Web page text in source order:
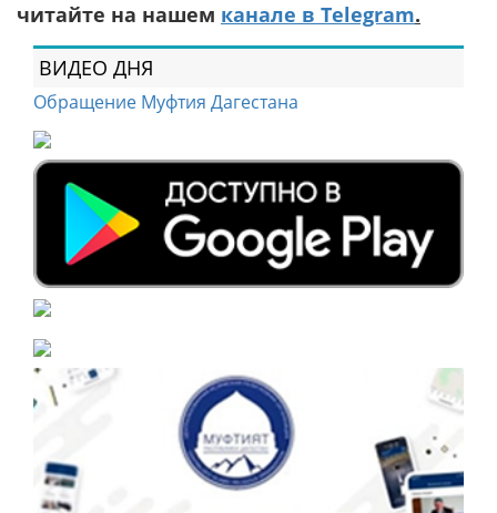
читайте на нашем канале в Telegram.
ВИДЕО ДНЯ
Обращение Муфтия Дагестана